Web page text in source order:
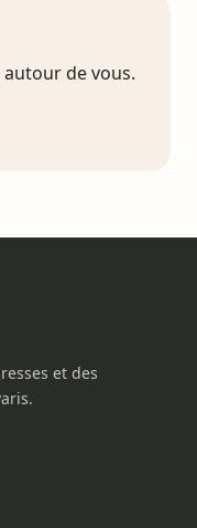
de vous.
et des